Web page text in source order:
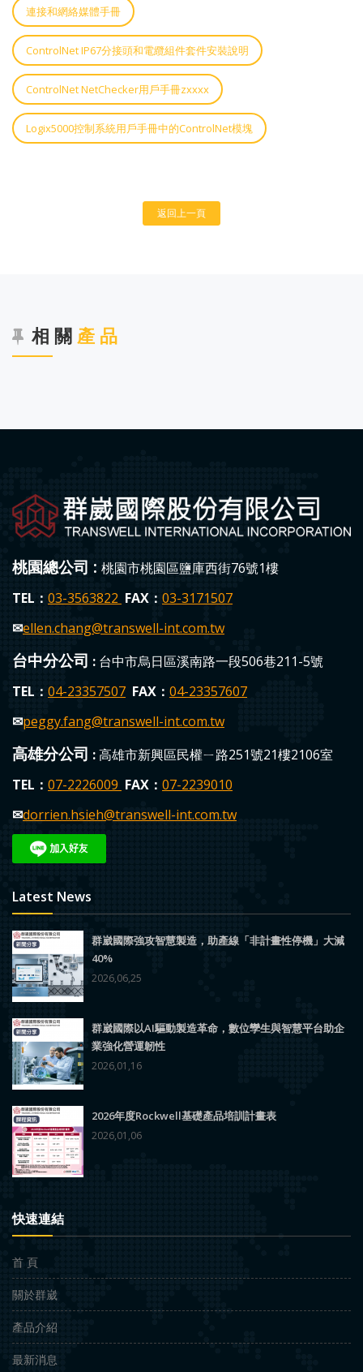
連接和網絡媒體手冊
ControlNet IP67分接頭和電纜組件套件安裝說明
ControlNet NetChecker用戶手冊zxxxx
Logix5000控制系統用戶手冊中的ControlNet模塊
返回上一頁
相 關 產 品
桃園總公司 : 桃園市桃園區鹽庫西街76號1樓
TEL： 03-3563822 FAX： 03-3171507
✉ellen.chang@transwell-int.com.tw
台中分公司 : 台中市烏日區溪南路一段506巷211-5號
TEL： 04-23357507 FAX： 04-23357607
✉peggy.fang@transwell-int.com.tw
高雄分公司 :高雄市新興區民權ㄧ路251號21樓2106室
TEL： 07-2226009 FAX： 07-2239010
✉dorrien.hsieh@transwell-int.com.tw
Latest News
群崴國際強攻智慧製造，助產線「非計畫性停機」大減
40%
2026,06,25
群崴國際以AI驅動製造革命，數位孿生與智慧平台助企
業強化營運韌性
2026,01,16
2026年度Rockwell基礎產品培訓計畫表
2026,01,06
快速連結
首 頁
關於群崴
產品介紹
最新消息